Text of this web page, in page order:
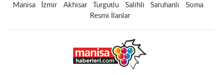
Manisa İzmir Akhisar Turgutlu Salihli Saruhanlı
Soma
Resmi İlanlar